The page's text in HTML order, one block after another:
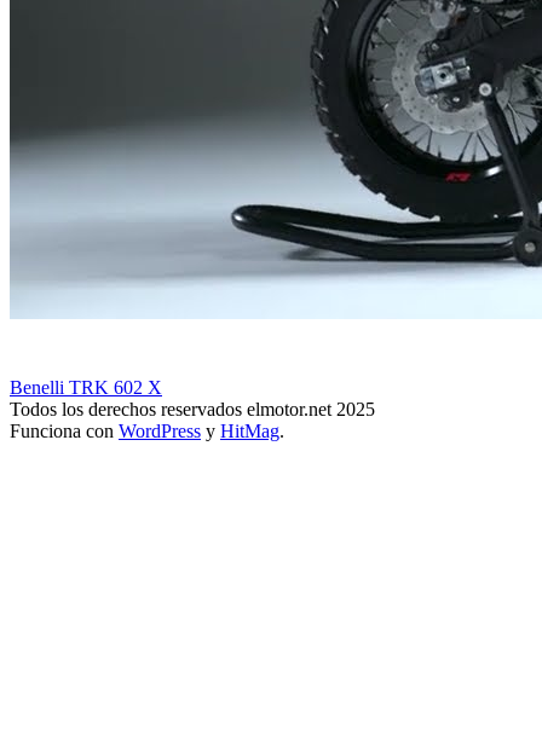
Benelli TRK 602 X
Todos los derechos reservados elmotor.net 2025
Funciona con WordPress y HitMag.